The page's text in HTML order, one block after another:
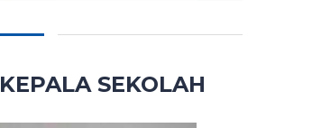
KEPALA SEKOLAH